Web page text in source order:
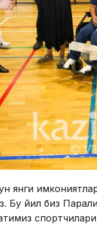
янги
Бу йил биз